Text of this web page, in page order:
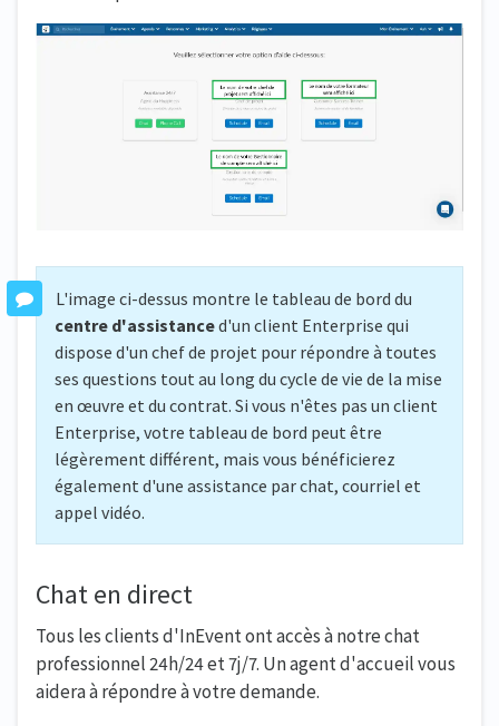
L'image ci-dessus montre le tableau de bord du
centre d'assistanced'un client Enterprise qui
dispose d'un chef de projet pour répondre à toutes
ses questions tout au long du cycle de vie de la mise
en œuvre et du contrat. Si vous n'êtes pas un client
Enterprise, votre tableau de bord peut être
légèrement différent, mais vous bénéficierez
également d'une assistance par chat, courriel et
appel vidéo.
Chat en direct
Tous les clients d'InEvent ont accès à notre chat
professionnel 24h/24 et 7j/7. Un agent d'accueil vous
aidera à répondre à votre demande.